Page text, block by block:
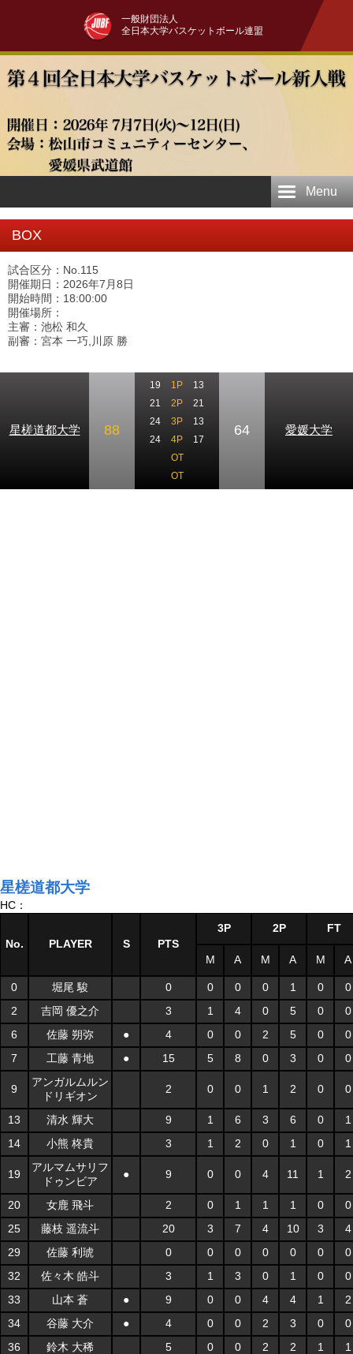
一般財団法人
全日本大学バスケットボール連盟
Menu
BOX
試合区分：No.115
開催期日：2026年7月8日
開始時間：18:00:00
開催場所：
主審：池松 和久
副審：宮本 一巧,川原 勝
星槎道都大学 88
19 1P
13
21
2P
21
24
3P
13
24
4P
17
OT
OT
64 愛媛大学
星槎道都大学
HC：
No. PLAYER S PTS
3P 2P FT
M A M A M A
0 堀尾 駿 0 0 0 0 1 0
0
2
吉岡 優之介 3 1 4 0 5 0
0
6
佐藤 朔弥 ● 4 0 0 2 5 0
0
7
工藤 青地 ● 15 5 8 0 3 0 0
9
アンガルムルン
ドリギオン
2 0 0 1 2 0 0
13 清水 輝大 9 1 6 3 6 0
1
14
小熊 柊貴 3 1 2 0 1 0 1
19
アルマムサリフ
ドゥンビア
● 9 0 0 4 11 1 2
20 女鹿 飛斗 2 0 1 1 1 0
0
25
藤枝 遥流斗 20 3 7 4 10 3
4
29
佐藤 利琥 0 0 0 0 0 0
0
32
佐々木 皓斗 3 1 3 0 1 0
0
33
山本 蒼 ● 9 0 0 4 4 1
2
34
谷藤 大介 ● 4 0 0 2 3 0
0
36
鈴木 大稀 5 0 0 2 2 1
1